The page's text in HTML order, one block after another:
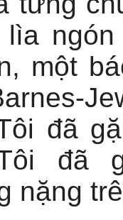
ngón
một
đã
đã
nặng